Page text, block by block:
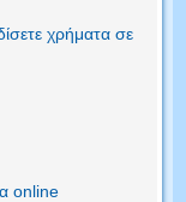
χρήματα σε
online